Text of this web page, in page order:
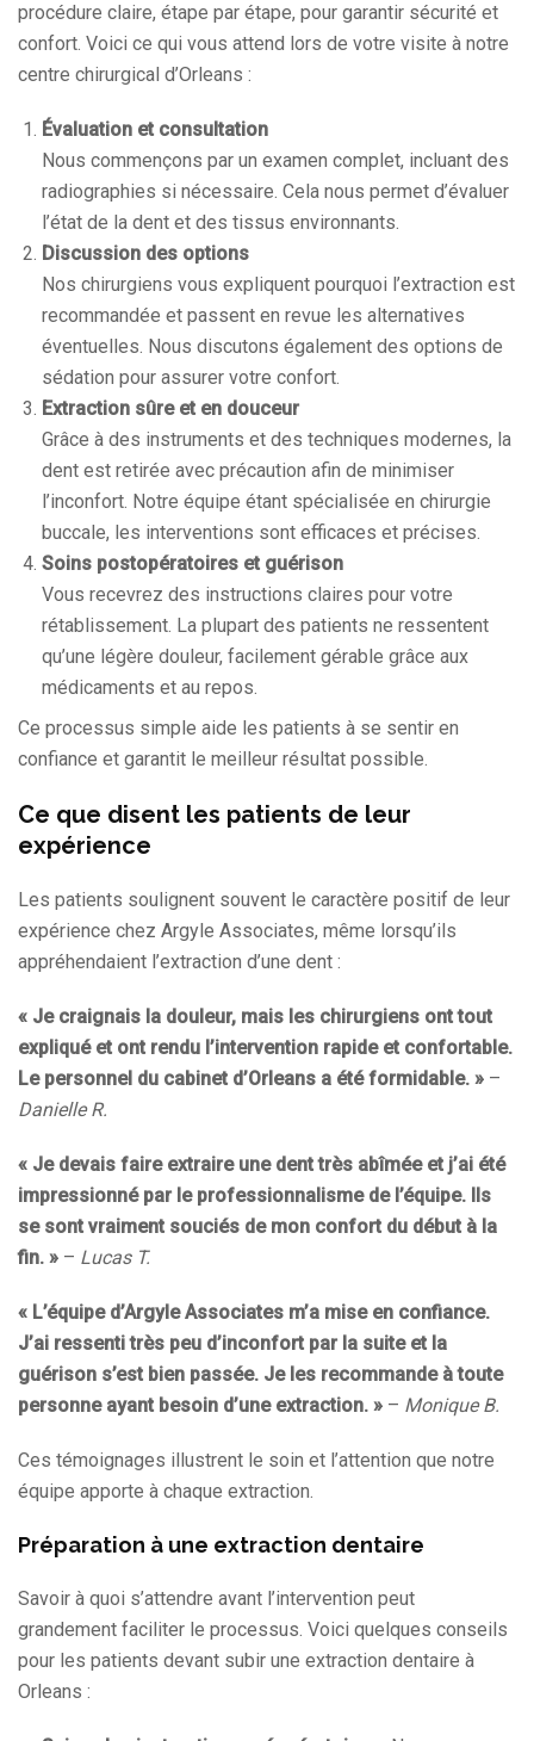
procédure claire, étape par étape, pour garantir sécurité et
confort. Voici ce qui vous attend lors de votre visite à notre
centre chirurgical d’Orleans :
Évaluation et consultation
Nous commençons par un examen complet, incluant des
radiographies si nécessaire. Cela nous permet d’évaluer
l’état de la dent et des tissus environnants.
Discussion des options
Nos chirurgiens vous expliquent pourquoi l’extraction est
recommandée et passent en revue les alternatives
éventuelles. Nous discutons également des options de
sédation pour assurer votre confort.
Extraction sûre et en douceur
Grâce à des instruments et des techniques modernes, la
dent est retirée avec précaution afin de minimiser
l’inconfort. Notre équipe étant spécialisée en chirurgie
buccale, les interventions sont efficaces et précises.
Soins postopératoires et guérison
Vous recevrez des instructions claires pour votre
rétablissement. La plupart des patients ne ressentent
qu’une légère douleur, facilement gérable grâce aux
médicaments et au repos.
Ce processus simple aide les patients à se sentir en
confiance et garantit le meilleur résultat possible.
Ce que disent les patients de leur
expérience
Les patients soulignent souvent le caractère positif de leur
expérience chez Argyle Associates, même lorsqu’ils
appréhendaient l’extraction d’une dent :
« Je craignais la douleur, mais les chirurgiens ont tout
expliqué et ont rendu l’intervention rapide et confortable.
Le personnel du cabinet d’Orleans a été formidable. » –
Danielle R.
« Je devais faire extraire une dent très abîmée et j’ai été
impressionné par le professionnalisme de l’équipe. Ils
se sont vraiment souciés de mon confort du début à la
fin. » – Lucas T.
« L’équipe d’Argyle Associates m’a mise en confiance.
J’ai ressenti très peu d’inconfort par la suite et la
guérison s’est bien passée. Je les recommande à toute
personne ayant besoin d’une extraction. » – Monique B.
Ces témoignages illustrent le soin et l’attention que notre
équipe apporte à chaque extraction.
Préparation à une extraction dentaire
Savoir à quoi s’attendre avant l’intervention peut
grandement faciliter le processus. Voici quelques conseils
pour les patients devant subir une extraction dentaire à
Orleans :